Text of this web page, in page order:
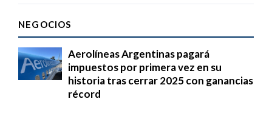
NEGOCIOS
Aerolíneas Argentinas pagará
impuestos por primera vez en su
historia tras cerrar 2025 con ganancias
récord